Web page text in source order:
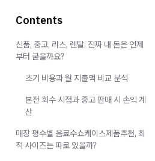
Contents
신품, 중고, 리스, 렌탈: 진짜 내 돈은 언제
부터 굳을까요?
초기 비용과 월 지출액 비교 분석
본전 회수 시점과 중고 판매 시 손익 계
산
매장 평수별 음료수쇼케이스제품추천, 최
적 사이즈는 따로 있을까?